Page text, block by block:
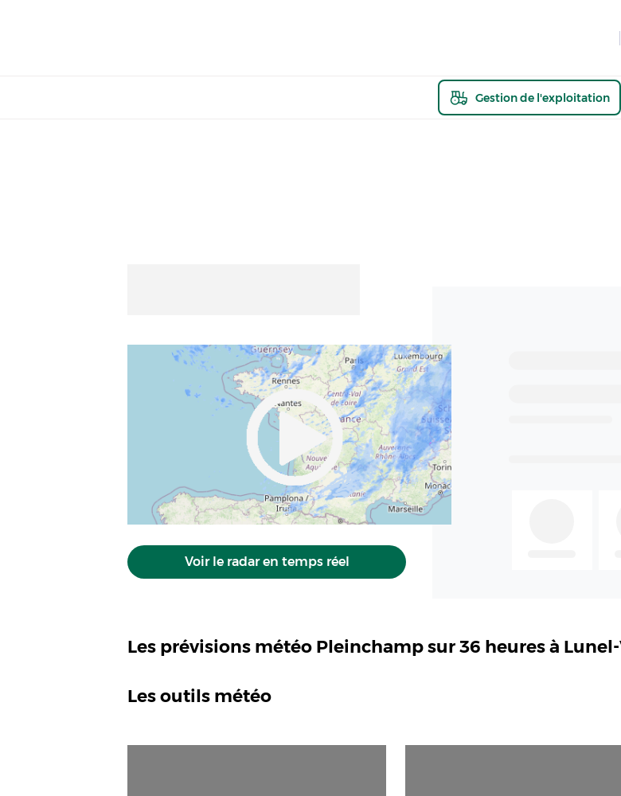
Gestion de l'exploitation
Voir le radar en temps réel
Les prévisions météo Pleinchamp sur 36 heures à
Les outils météo